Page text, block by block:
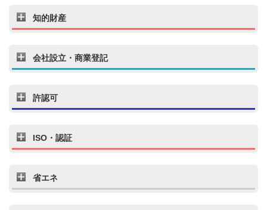
知的財産
会社設立・商業登記
許認可
ISO・認証
省エネ